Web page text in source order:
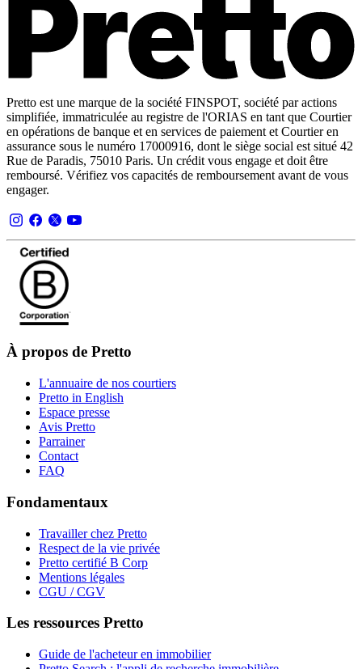
Pretto est une marque de la société FINSPOT, société par actions
simplifiée, immatriculée au registre de l'ORIAS en tant que Courtier
en opérations de banque et en services de paiement et Courtier en
assurance sous le numéro 17000916, dont le siège social est situé 42
Rue de Paradis, 75010 Paris. Un crédit vous engage et doit être
remboursé. Vérifiez vos capacités de remboursement avant de vous
engager.
À propos de Pretto
L'annuaire de nos courtiers
Pretto in English
Espace presse
Avis Pretto
Parrainer
Contact
FAQ
Fondamentaux
Travailler chez Pretto
Respect de la vie privée
Pretto certifié B Corp
Mentions légales
CGU / CGV
Les ressources Pretto
Guide de l'acheteur en immobilier